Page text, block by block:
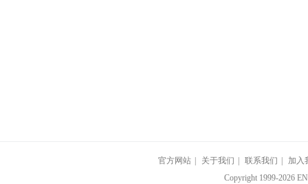
官方网站 关于我们 联系我们
加入
Copyright 1999-2026